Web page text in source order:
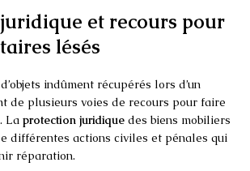
et recours pour
lésés
indûment récupérés lors d’un
de plusieurs voies de recours pour faire
La protection juridique des biens mobiliers
différentes actions civiles et pénales qui
réparation.